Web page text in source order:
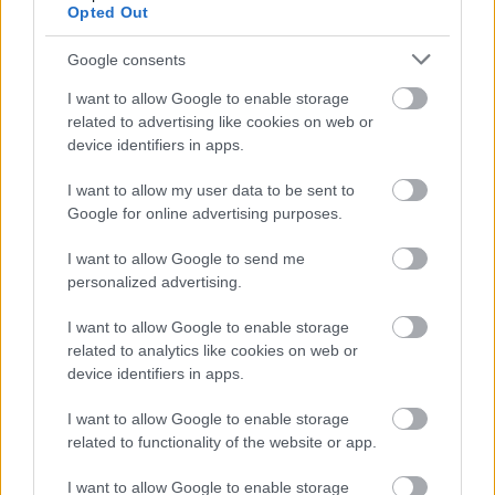
Opted Out
Google consents
I want to allow Google to enable storage
related to advertising like cookies on web or
device identifiers in apps.
I want to allow my user data to be sent to
Google for online advertising purposes.
I want to allow Google to send me
personalized advertising.
I want to allow Google to enable storage
related to analytics like cookies on web or
device identifiers in apps.
I want to allow Google to enable storage
related to functionality of the website or app.
I want to allow Google to enable storage
proxyjev na svetu. Neposredno ali posredno poganja
velik del javnega svetovnega spleta in to spletno
mesto ni izjema, saj je dejansko nameščeno v
konfiguraciji NGINX.
Najnovejše objave v tej kategoriji in njenih
Kako nastaviti ločena območja PHP-FPM
v NGINX
Objavljeno vNGINX 15. februar 2025 ob 11:53:04 dop. UTC
V tem članku bom pregledal korake konfiguracije,
potrebne za zagon več PHP-FPM bazenov in
povezavo NGINX z njimi prek FastCGI, kar
omogoča ločevanje in izolacijo procesov med
Brisanje predpomnilnika NGINX vnese